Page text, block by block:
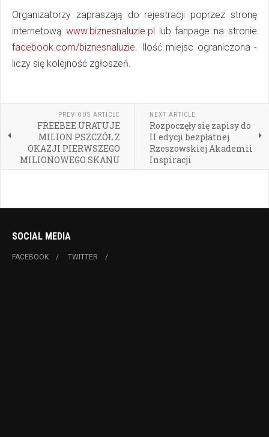
Organizatorzy zapraszają do rejestracji poprzez stronę
internetową www.biznesnaluzie.pl lub fanpage na stronie
facebook.com/biznesnaluzie. Ilość miejsc ograniczona -
liczy się kolejność zgłoszeń.
PREVIOUS ARTICLE
FREEBEE URATUJE
MILION PSZCZÓŁ Z
OKAZJI PIERWSZEGO
MILIONOWEGO SKANU
NEXT ARTICLE
Rozpoczęły się zapisy do
II edycji bezpłatnej
Rzeszowskiej Akademii
Inspiracji
SOCIAL MEDIA
FACEBOOK TWITTER